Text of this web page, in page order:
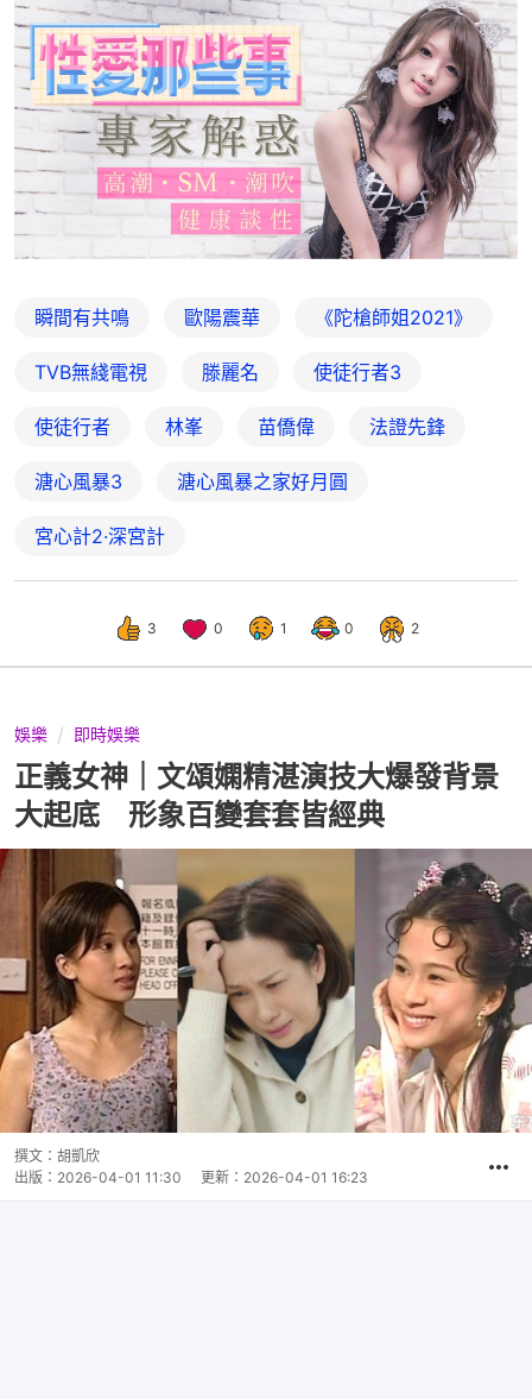
瞬間有共鳴 歐陽震華 《陀槍師姐2021》
TVB無綫電視 滕麗名 使徒行者3
使徒行者 林峯 苗僑偉 法證先鋒
溏心風暴3 溏心風暴之家好月圓
宮心計2·深宮計
3 0 1 0 2
娛樂 即時娛樂
正義女神｜文頌嫻精湛演技大爆發背景
大起底 形象百變套套皆經典
撰文： 胡凱欣
出版： 2026-04-01 11:30 更新： 2026-04-01 16:23